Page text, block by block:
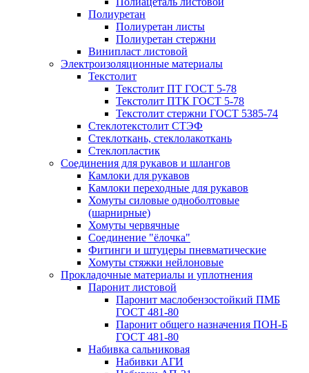
Полиуретан
Полиуретан листы
Полиуретан стержни
Винипласт листовой
Электроизоляционные материалы
Текстолит
Текстолит ПТ ГОСТ 5-78
Текстолит ПТК ГОСТ 5-78
Текстолит стержни ГОСТ 5385-74
Стеклотекстолит СТЭФ
Стеклоткань, стеклолакоткань
Стеклопластик
Соединения для рукавов и шлангов
Камлоки для рукавов
Камлоки переходные для рукавов
Хомуты силовые одноболтовые
(шарнирные)
Хомуты червячные
Соединение "ёлочка"
Фитинги и штуцеры пневматические
Хомуты стяжки нейлоновые
Прокладочные материалы и уплотнения
Паронит листовой
Паронит маслобензостойкий ПМБ
ГОСТ 481-80
Паронит общего назначения ПОН-Б
ГОСТ 481-80
Набивка сальниковая
Набивки АГИ